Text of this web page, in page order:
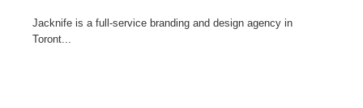
Jacknife is a full-service branding and design agency in
Toront...